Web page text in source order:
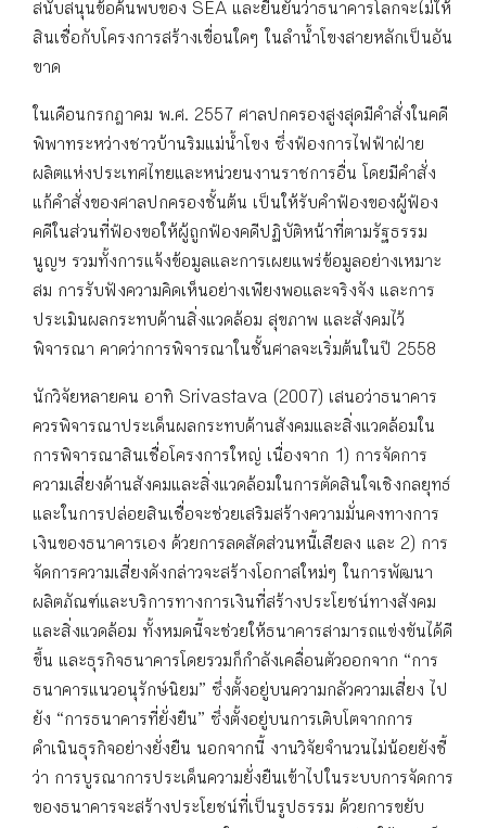
สนับสนุนข้อค้นพบของ SEA และยืนยันว่าธนาคารโลกจะไม่ให้
สินเชื่อกับโครงการสร้างเขื่อนใดๆ ในลำน้ำโขงสายหลักเป็นอัน
ขาด
ในเดือนกรกฎาคม พ.ศ. 2557 ศาลปกครองสูงสุดมีคำสั่งในคดี
พิพาทระหว่างชาวบ้านริมแม่น้ำโขง ซึ่งฟ้องการไฟฟ้าฝ่าย
ผลิตแห่งประเทศไทยและหน่วยนงานราชการอื่น โดยมีคำสั่ง
แก้คำสั่งของศาลปกครองชั้นต้น เป็นให้รับคำฟ้องของผู้ฟ้อง
คดีในส่วนที่ฟ้องขอให้ผู้ถูกฟ้องคดีปฏิบัติหน้าที่ตามรัฐธรรม
นูญฯ รวมทั้งการแจ้งข้อมูลและการเผยแพร่ข้อมูลอย่างเหมาะ
สม การรับฟังความคิดเห็นอย่างเพียงพอและจริงจัง และการ
ประเมินผลกระทบด้านสิ่งแวดล้อม สุขภาพ และสังคมไว้
พิจารณา คาดว่าการพิจารณาในชั้นศาลจะเริ่มต้นในปี 2558
นักวิจัยหลายคน อาทิ Srivastava (2007) เสนอว่าธนาคาร
ควรพิจารณาประเด็นผลกระทบด้านสังคมและสิ่งแวดล้อมใน
การพิจารณาสินเชื่อโครงการใหญ่ เนื่องจาก 1) การจัดการ
ความเสี่ยงด้านสังคมและสิ่งแวดล้อมในการตัดสินใจเชิงกลยุทธ์
และในการปล่อยสินเชื่อจะช่วยเสริมสร้างความมั่นคงทางการ
เงินของธนาคารเอง ด้วยการลดสัดส่วนหนี้เสียลง และ 2) การ
จัดการความเสี่ยงดังกล่าวจะสร้างโอกาสใหม่ๆ ในการพัฒนา
ผลิตภัณฑ์และบริการทางการเงินที่สร้างประโยชน์ทางสังคม
และสิ่งแวดล้อม ทั้งหมดนี้จะช่วยให้ธนาคารสามารถแข่งขันได้ดี
ขึ้น และธุรกิจธนาคารโดยรวมก็กำลังเคลื่อนตัวออกจาก “การ
ธนาคารแนวอนุรักษ์นิยม” ซึ่งตั้งอยู่บนความกลัวความเสี่ยง ไป
ยัง “การธนาคารที่ยั่งยืน” ซึ่งตั้งอยู่บนการเติบโตจากการ
ดำเนินธุรกิจอย่างยั่งยืน นอกจากนี้ งานวิจัยจำนวนไม่น้อยยังชี้
ว่า การบูรณาการประเด็นความยั่งยืนเข้าไปในระบบการจัดการ
ของธนาคารจะสร้างประโยชน์ที่เป็นรูปธรรม ด้วยการขยับ